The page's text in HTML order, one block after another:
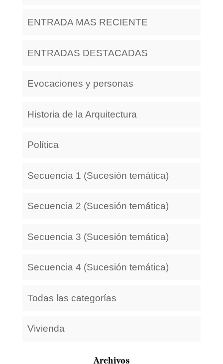
ENTRADA MAS RECIENTE
ENTRADAS DESTACADAS
Evocaciones y personas
Historia de la Arquitectura
Política
Secuencia 1 (Sucesión temática)
Secuencia 2 (Sucesión temática)
Secuencia 3 (Sucesión temática)
Secuencia 4 (Sucesión temática)
Todas las categorías
Vivienda
Archivos